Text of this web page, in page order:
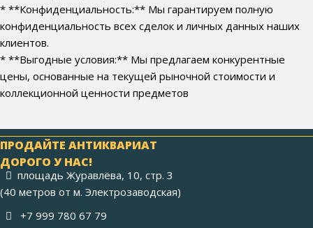
* **Конфиденциальность:** Мы гарантируем полную
конфиденциальность всех сделок и личных данных наших
клиентов.
* **Выгодные условия:** Мы предлагаем конкурентные
цены, основанные на текущей рыночной стоимости и
коллекционной ценности предметов
ПРОДАЙТЕ АНТИКВАРИАТ
ДОРОГО У НАС!
площадь Журавлёва, 10, стр. 3
(40 метров от м. Электрозаводская)
+7 999 780 67 79